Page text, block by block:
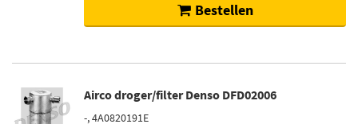
Bestellen
Airco droger/filter Denso DFD02006
-, 4A0820191E